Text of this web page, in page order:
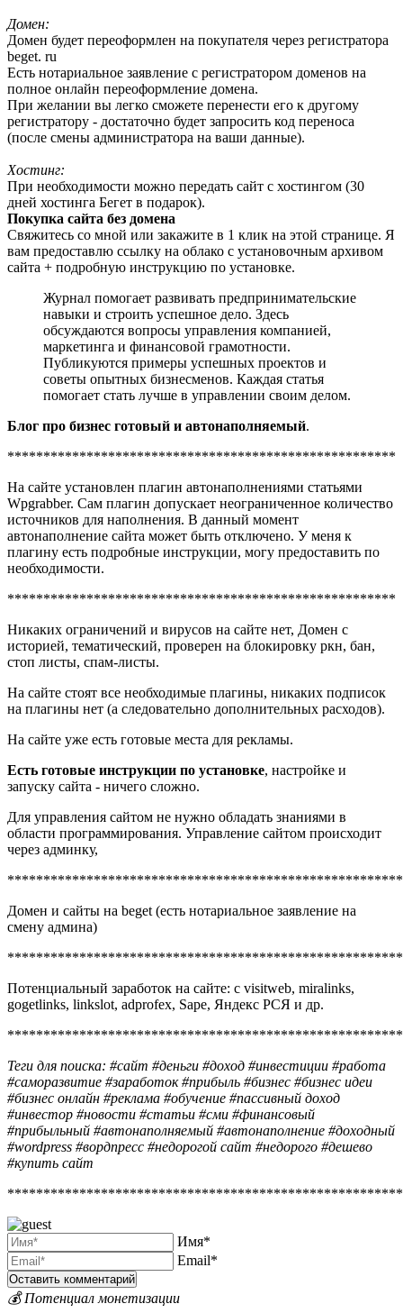
Домен:
Домен будет переоформлен на покупателя через регистратора
beget. ru
Есть нотариальное заявление с регистратором доменов на
полное онлайн переоформление домена.
При желании вы легко сможете перенести его к другому
регистратору - достаточно будет запросить код переноса
(после смены администратора на ваши данные).
Хостинг:
При необходимости можно передать сайт с хостингом (30
дней хостинга Бегет в подарок).
Покупка сайта без домена
Свяжитесь со мной или закажите в 1 клик на этой странице. Я
вам предоставлю ссылку на облако с установочным архивом
сайта + подробную инструкцию по установке.
Журнал помогает развивать предпринимательские
навыки и строить успешное дело. Здесь
обсуждаются вопросы управления компанией,
маркетинга и финансовой грамотности.
Публикуются примеры успешных проектов и
советы опытных бизнесменов. Каждая статья
помогает стать лучше в управлении своим делом.
Блог про бизнес готовый и автонаполняемый.
******************************************************
На сайте установлен плагин автонаполнениями статьями
Wpgrabber. Сам плагин допускает неограниченное количество
источников для наполнения. В данный момент
автонаполнение сайта может быть отключено. У меня к
плагину есть подробные инструкции, могу предоставить по
необходимости.
******************************************************
Никаких ограничений и вирусов на сайте нет, Домен с
историей, тематический, проверен на блокировку ркн, бан,
стоп листы, спам-листы.
На сайте стоят все необходимые плагины, никаких подписок
на плагины нет (а следовательно дополнительных расходов).
На сайте уже есть готовые места для рекламы.
Есть готовые инструкции по установке, настройке и
запуску сайта - ничего сложно.
Для управления сайтом не нужно обладать знаниями в
области программирования. Управление сайтом происходит
через админку,
Домен и сайты на beget (есть нотариальное заявление на
смену админа)
Потенциальный заработок на сайте: с visitweb, miralinks,
gogetlinks, linkslot, adprofex, Sape, Яндекс РСЯ и др.
Теги для поиска: #сайт #деньги #доход #инвестиции #работа
#саморазвитие #заработок #прибыль #бизнес #бизнес идеи
#бизнес онлайн #реклама #обучение #пассивный доход
#инвестор #новости #статьи #сми #финансовый
#прибыльный #автонаполняемый #автонаполнение #доходный
#wordpress #вордпресс #недорогой сайт #недорого #дешево
#купить сайт
Имя*
Email*
💰 Потенциал монетизации